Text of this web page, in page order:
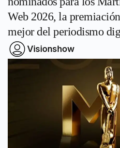
Web 2026, la
mejor del periodismo
Visionshow